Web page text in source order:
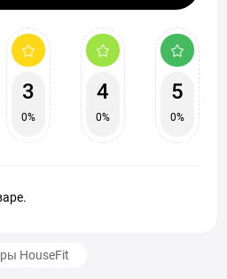
3
0%
4
0%
5
0%
HouseFit